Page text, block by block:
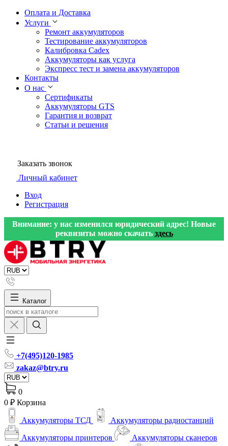
Оплата и Доставка
Услуги
Ремонт аккумуляторов
Тестирование аккумуляторов
Калибровка Cadex
Аккумуляторы как услуга
Экспресс тест и замена аккумуляторов
Контакты
О нас
Сертификаты
Аккумуляторы GTS
Гарантия и возврат
Статьи и решения
Заказать звонок
Личный кабинет
Вход
Регистрация
Внимание: у нас изменился юридический адрес! Новые
реквизиты можно скачать здесь
Каталог
+7(495)120-1985
zakaz@btry.ru
0
0 ₽ Корзина
Аккумуляторы ТСД
Аккумуляторы радиостанций
Аккумуляторы принтеров
Аккумуляторы сканеров